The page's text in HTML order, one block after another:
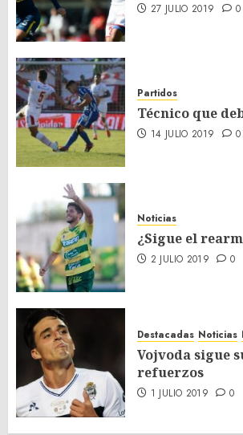
27 JULIO 2019 0
Partidos
Técnico que
14 JULIO 2019 0
Noticias
¿Sigue el
2 JULIO 2019 0
Destacadas Noticias
Vojvoda sigue
refuerzos
1 JULIO 2019 0